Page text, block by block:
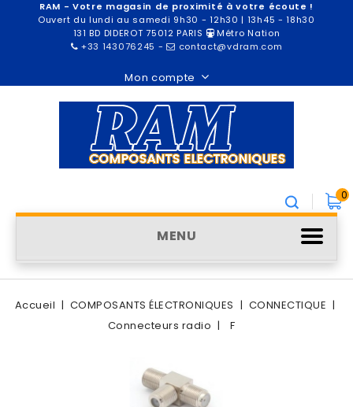
RAM - Votre magasin de proximité à votre écoute !
Ouvert du lundi au samedi 9h30 - 12h30 | 13h45 - 18h30
131 BD DIDEROT 75012 PARIS
Métro Nation
+33 143076245 - contact@vdram.com
Mon compte
0
MENU
Accueil COMPOSANTS ÉLECTRONIQUES
CONNECTIQUE
Connecteurs radio
F